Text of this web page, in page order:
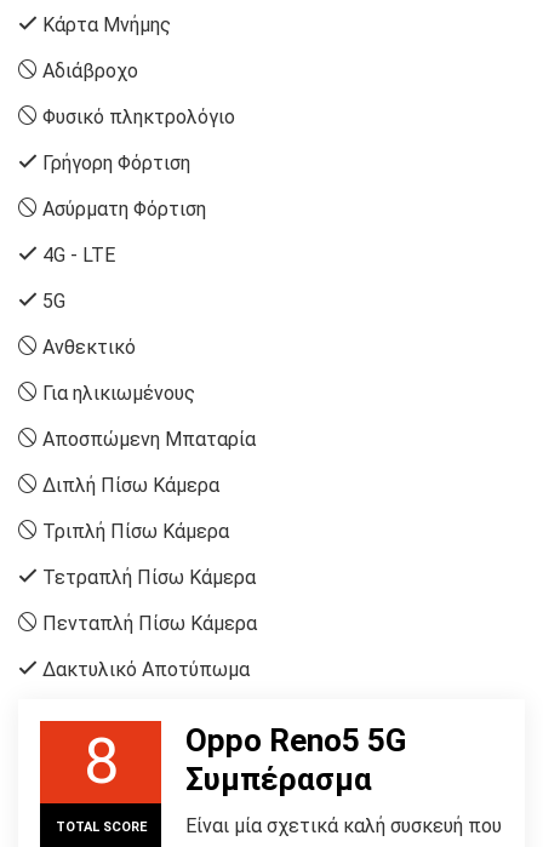
Κάρτα Μνήμης
Αδιάβροχο
Φυσικό πληκτρολόγιο
Γρήγορη Φόρτιση
Ασύρματη Φόρτιση
4G - LTE
5G
Ανθεκτικό
Για ηλικιωμένους
Αποσπώμενη Μπαταρία
Διπλή Πίσω Κάμερα
Τριπλή Πίσω Κάμερα
Τετραπλή Πίσω Κάμερα
Πενταπλή Πίσω Κάμερα
Δακτυλικό Αποτύπωμα
8
TOTAL SCORE
Oppo Reno5 5G
Συμπέρασμα
Είναι μία σχετικά καλή συσκευή που